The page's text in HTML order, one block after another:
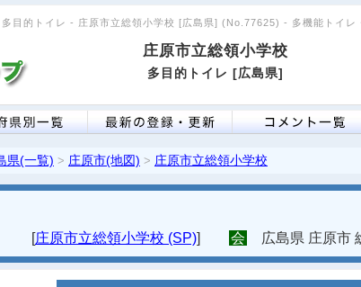
多目的トイレ - 庄原市立総領小学校 [広島県] (No.77625) - 多機能トイレ
庄原市立総領小学校
多目的トイレ [広島県]
県(一覧) > 庄原市(地図) > 庄原市立総領小学校
[庄原市立総領小学校 (SP)] 会 広島県 庄原市